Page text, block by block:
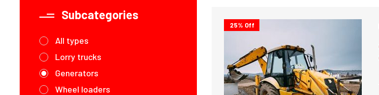
Subcategories
All types
Lorry trucks
Generators
Wheel loaders
25% Off